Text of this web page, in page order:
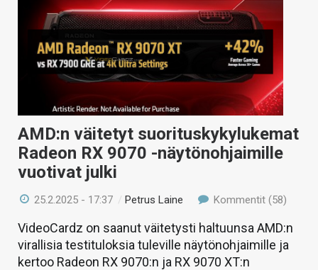
AMD:n väitetyt suorituskykylukemat
Radeon RX 9070 -näytönohjaimille
vuotivat julki
25.2.2025 - 17:37 /Petrus Laine Kommentit (58)
VideoCardz on saanut väitetysti haltuunsa AMD:n
virallisia testituloksia tuleville näytönohjaimille ja
kertoo Radeon RX 9070:n ja RX 9070 XT:n